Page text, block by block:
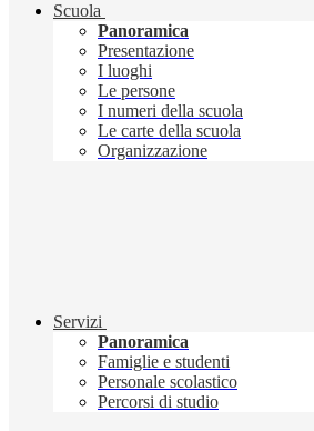
Scuola
Panoramica
Presentazione
I luoghi
Le persone
I numeri della scuola
Le carte della scuola
Organizzazione
Servizi
Panoramica
Famiglie e studenti
Personale scolastico
Percorsi di studio